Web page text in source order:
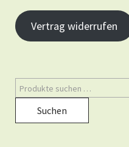
Vertrag widerrufen
Suchen